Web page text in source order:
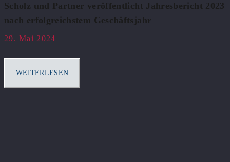
Scholz und Partner veröffentlicht Jahresbericht 2023
nach erfolgreichstem Geschäftsjahr
29. Mai 2024
WEITERLESEN